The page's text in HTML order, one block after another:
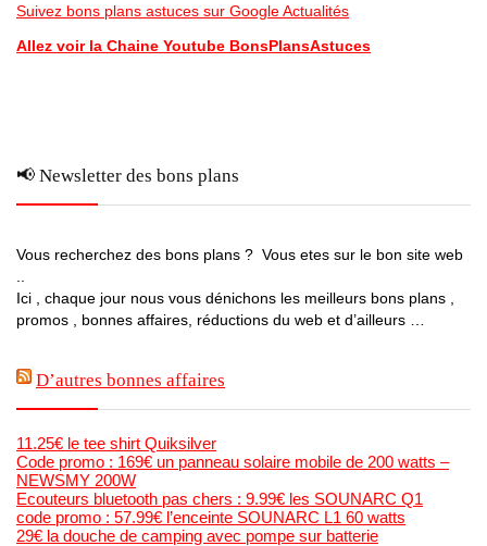
Suivez bons plans astuces sur Google Actualités
Allez voir la Chaine Youtube BonsPlansAstuces
📢 Newsletter des bons plans
Vous recherchez des bons plans ? Vous etes sur le bon site web
Ici , chaque jour nous vous dénichons les meilleurs bons plans ,
promos , bonnes affaires, réductions du web et d’ailleurs …
D’autres bonnes affaires
11.25€ le tee shirt Quiksilver
Code promo : 169€ un panneau solaire mobile de 200 watts –
NEWSMY 200W
Ecouteurs bluetooth pas chers : 9.99€ les SOUNARC Q1
code promo : 57.99€ l’enceinte SOUNARC L1 60 watts
29€ la douche de camping avec pompe sur batterie